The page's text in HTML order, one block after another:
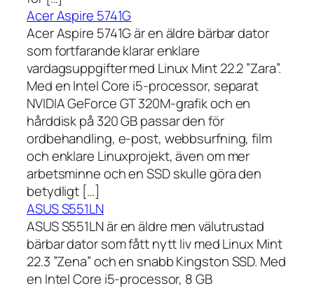
Acer Aspire 5741G
Acer Aspire 5741G är en äldre bärbar dator
som fortfarande klarar enklare
vardagsuppgifter med Linux Mint 22.2 ”Zara”.
Med en Intel Core i5-processor, separat
NVIDIA GeForce GT 320M-grafik och en
hårddisk på 320 GB passar den för
ordbehandling, e-post, webbsurfning, film
och enklare Linuxprojekt, även om mer
arbetsminne och en SSD skulle göra den
betydligt […]
ASUS S551LN
ASUS S551LN är en äldre men välutrustad
bärbar dator som fått nytt liv med Linux Mint
22.3 ”Zena” och en snabb Kingston SSD. Med
en Intel Core i5-processor, 8 GB